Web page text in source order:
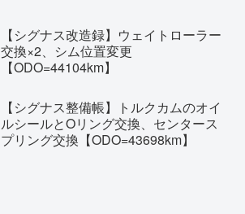
【シグナス改造録】ウェイトローラー
交換×2、シム位置変更
【ODO=44104km】
【シグナス整備帳】トルクカムのオイ
ルシールとOリング交換、センタース
プリング交換【ODO=43698km】